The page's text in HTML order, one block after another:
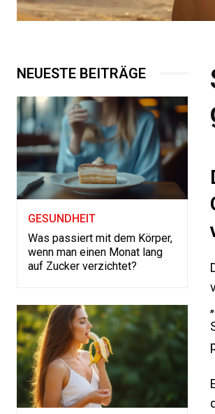
NEUESTE BEITRÄGE
GESUNDHEIT
Was passiert mit dem Körper,
wenn man einen Monat lang
auf Zucker verzichtet?